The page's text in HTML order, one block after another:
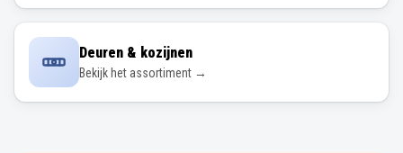
Deuren & kozijnen
Bekijk het assortiment →